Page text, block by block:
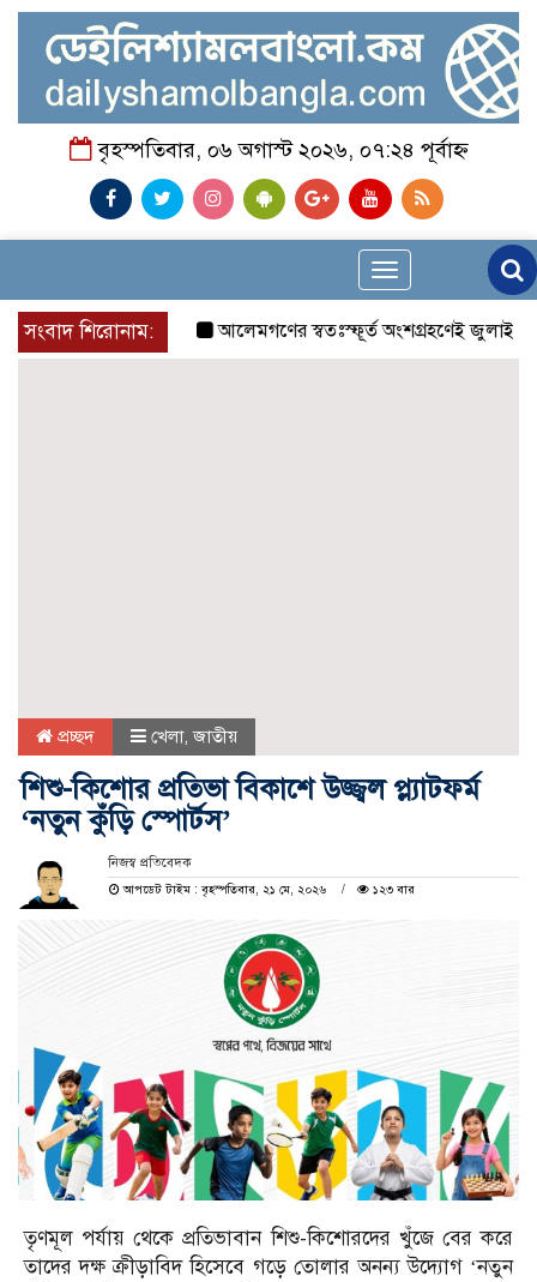
বৃহস্পতিবার, ০৬ অগাস্ট ২০২৬, ০৭:২৪ পূর্বাহ্ন
Toggle
navigation
সংবাদ শিরোনাম:
আলেমগণের স্বতঃস্ফূর্ত অংশগ্রহণেই জুলাই
প্রচ্ছদ খেলা,জাতীয়
শিশু-কিশোর প্রতিভা বিকাশে উজ্জ্বল প্ল্যাটফর্ম
‘নতুন কুঁড়ি স্পোর্টস’
নিজস্ব প্রতিবেদক
আপডেট টাইম : বৃহস্পতিবার, ২১ মে, ২০২৬
১২৩ বার
তৃণমূল পর্যায় থেকে প্রতিভাবান শিশু-কিশোরদের খুঁজে বের করে
তাদের দক্ষ ক্রীড়াবিদ হিসেবে গড়ে তোলার অনন্য উদ্যোগ ‘নতুন